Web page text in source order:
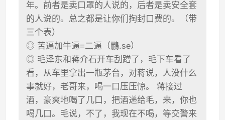
年。前者是卖口罩的人说的，后者是卖安全套
的人说的。总之都是让你们掏封口费的。（带
三个表）
◎ 苦逼加牛逼=二逼（鸝.se）
◎ 毛泽东和蒋介石开车刮蹭了，毛下车看了
看，从车里拿出一瓶茅台，对蒋说，人没什么
事就好，老哥来，喝一口压压惊。 蒋接过
酒，豪爽地喝了几口，把酒递给毛，来，你也
喝几口。毛说，不了，我现在不喝，等交警来